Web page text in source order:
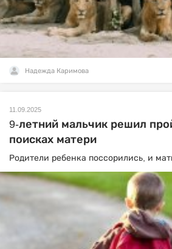
Надежда Каримова
11.09.2025
9-летний мальчик решил
поисках матери
Родители ребенка поссорились, и